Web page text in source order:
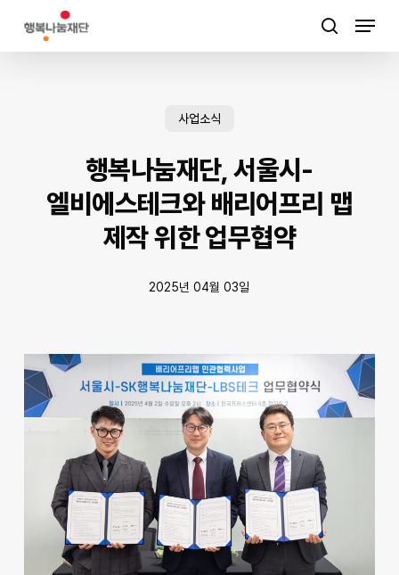
main
Menu
사업소식
행복나눔재단, 서울시-
엘비에스테크와 배리어프리 맵
제작 위한 업무협약
2025년 04월 03일